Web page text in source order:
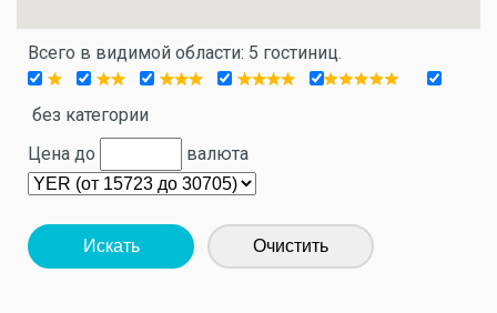
Всего в видимой области: 5 гостиниц.
без категории
Цена до
валюта
Искать Очистить